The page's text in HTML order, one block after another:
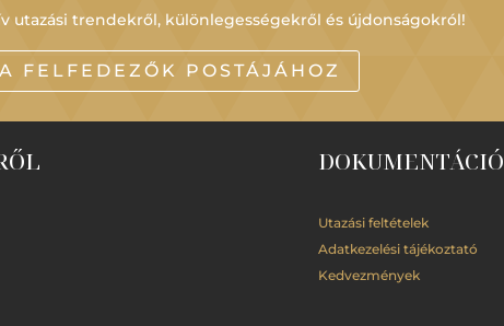
utazási trendekről, különlegességekről és újdonságokról!
FELFEDEZŐK POSTÁJÁHOZ
DOKUMENTÁCIÓ
Utazási feltételek
Adatkezelési tájékoztató
Kedvezmények